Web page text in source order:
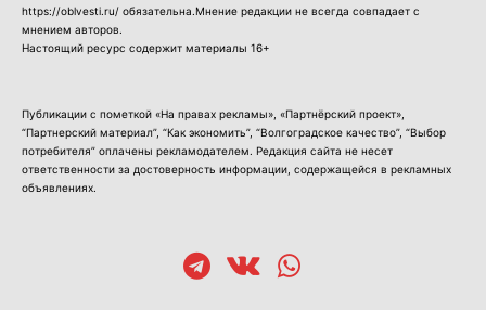
https://oblvesti.ru/ обязательна.Мнение редакции не всегда совпадает с
мнением авторов.
Настоящий ресурс содержит материалы 16+
Публикации с пометкой «На правах рекламы», «Партнёрский проект»,
“Партнерский материал”, “Как экономить”, “Волгоградское качество”, “Выбор
потребителя” оплачены рекламодателем. Редакция сайта не несет
ответственности за достоверность информации, содержащейся в рекламных
объявлениях.